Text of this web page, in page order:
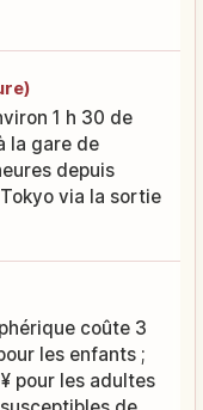
1 h 30 de
la gare de
depuis
via la sortie
coûte 3
les enfants ;
pour les adultes